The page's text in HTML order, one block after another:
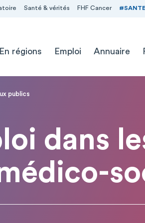
Santé & vérités FHF Cancer
En régions Emploi Annuaire
publics
dans